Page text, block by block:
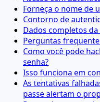
Forneça o nome de
Contorno de
Dados completos
Perguntas
Como você pode
senha?
Isso funciona em
As tentativas
passe alertam o